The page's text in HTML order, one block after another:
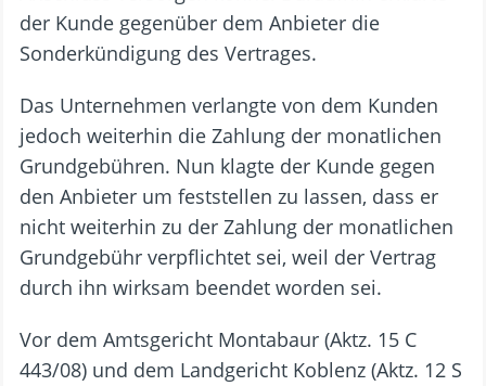
der Kunde gegenüber dem Anbieter die
Sonderkündigung des Vertrages.
Das Unternehmen verlangte von dem Kunden
jedoch weiterhin die Zahlung der monatlichen
Grundgebühren. Nun klagte der Kunde gegen
den Anbieter um feststellen zu lassen, dass er
nicht weiterhin zu der Zahlung der monatlichen
Grundgebühr verpflichtet sei, weil der Vertrag
durch ihn wirksam beendet worden sei.
Vor dem Amtsgericht Montabaur (Aktz. 15 C
443/08) und dem Landgericht Koblenz (Aktz. 12 S